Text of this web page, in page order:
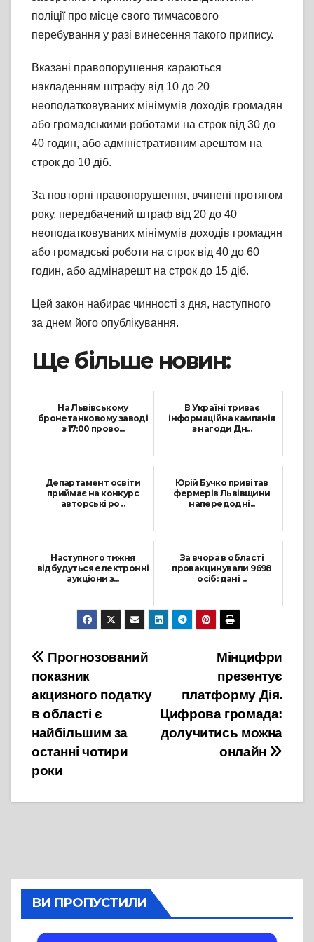
поліції про місце свого тимчасового
перебування у разі винесення такого припису.
Вказані правопорушення караються
накладенням штрафу від 10 до 20
неоподатковуваних мінімумів доходів громадян
або громадськими роботами на строк від 30 до
40 годин, або адміністративним арештом на
строк до 10 діб.
За повторні правопорушення, вчинені протягом
року, передбачений штраф від 20 до 40
неоподатковуваних мінімумів доходів громадян
або громадські роботи на строк від 40 до 60
годин, або адмінарешт на строк до 15 діб.
Цей закон набирає чинності з дня, наступного
за днем його опублікування.
Ще більше новин:
На Львівському
бронетанковому заводі
з 17:00 прово...
В Україні триває
інформаційна кампанія
з нагоди Дн...
Департамент освіти
приймає на конкурс
авторські ро...
Юрій Бучко привітав
фермерів Львівщини
напередодні...
Наступного тижня
відбудуться електронні
аукціони з...
17 Січня, 2022
За вчора в області
провакцинували 9698
осіб: дані ...
11 Вересня, 2021
Навігація
записів
Мінцифри
презентує
платформу Дія.
Цифрова громада:
долучитись можна
онлайн
Прогнозований
показник
акцизного податку
в області є
найбільшим за
останні чотири
роки
ВИ ПРОПУСТИЛИ